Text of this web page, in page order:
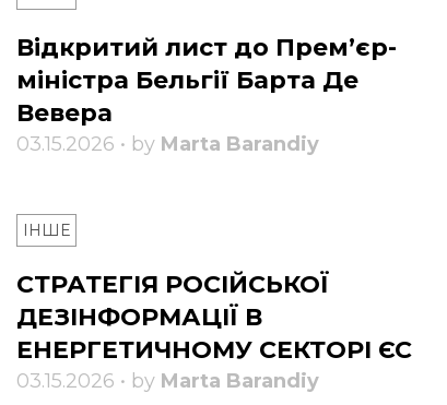
Відкритий лист до Прем’єр-
міністра Бельгії Барта Де
Вевера
03.15.2026 • by Marta Barandiy
ІНШЕ
СТРАТЕГІЯ РОСІЙСЬКОЇ
ДЕЗІНФОРМАЦІЇ В
ЕНЕРГЕТИЧНОМУ СЕКТОРІ ЄС
03.15.2026 • by Marta Barandiy